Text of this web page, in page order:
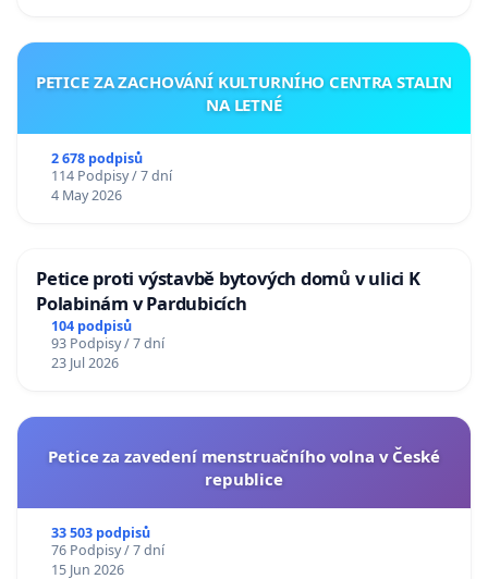
PETICE ZA ZACHOVÁNÍ KULTURNÍHO CENTRA STALIN
NA LETNÉ
2 678 podpisů
114 Podpisy / 7 dní
4 May 2026
Petice proti výstavbě bytových domů v ulici K
Polabinám v Pardubicích
104 podpisů
93 Podpisy / 7 dní
23 Jul 2026
Petice za zavedení menstruačního volna v České
republice
33 503 podpisů
76 Podpisy / 7 dní
15 Jun 2026